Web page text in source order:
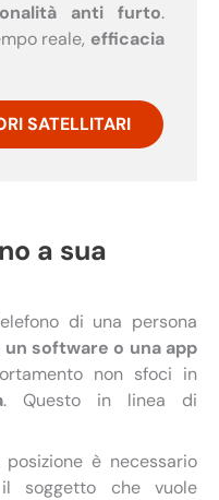
anti furto.
reale, efficacia
SATELLITARI
a sua
di una persona
software o una app
non sfoci in
. Questo in linea di
è necessario
soggetto che vuole